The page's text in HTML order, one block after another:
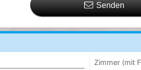
Senden
Zimmer (mit